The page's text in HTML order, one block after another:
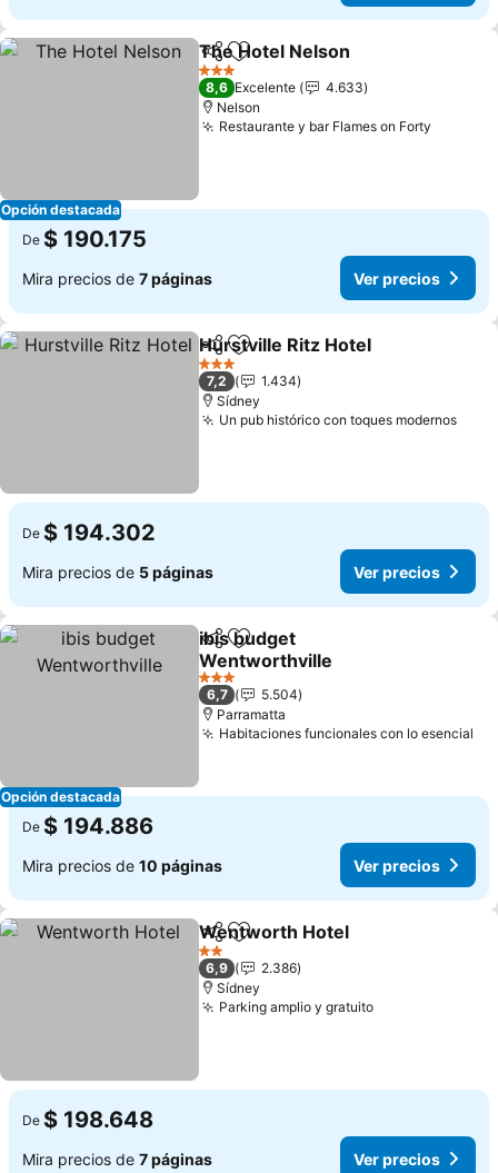
Opción destacada
Compartir
Agregar a favoritos
The Hotel Nelson
3 Estrellas
8,6 Excelente
4.633
Nelson
Restaurante y bar Flames on Forty
De $ 190.175
Mira precios de 7 páginas Ver precios
CompartirAgregar a favoritos
Hurstville Ritz Hotel
3 Estrellas
7,2
1.434
Sídney
Un pub histórico con toques modernosVer
De $ 194.302
Mira precios de 5 páginas Ver precios
Opción destacada
CompartirAgregar a favoritos
ibis budget
Wentworthville
Ver precios
3 Estrellas
6,7
5.504
Parramatta
Habitaciones funcionales con lo esencial
De $ 194.886
Mira precios de 10 páginas Ver precios
CompartirAgregar a favoritos
Wentworth Hotel
2 Estrellas
6,9
2.386
Sídney
Parking amplio y gratuitoVer precios
De $ 198.648
Mira precios de 7 páginas Ver precios